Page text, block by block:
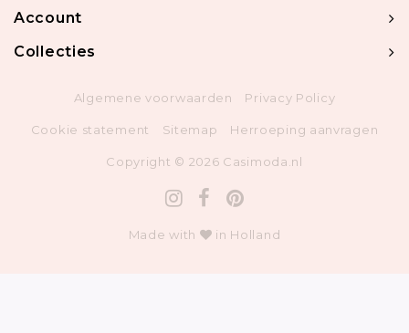
Account
Collecties
Algemene voorwaarden Privacy Policy
Cookie statement Sitemap Herroeping aanvragen
Copyright © 2026 Casimoda.nl
Made with in Holland